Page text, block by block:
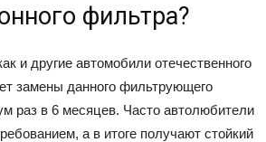
фильтра?
и другие автомобили отечественного
замены данного фильтрующего
раз в 6 месяцев. Часто автолюбители
а в итоге получают стойкий